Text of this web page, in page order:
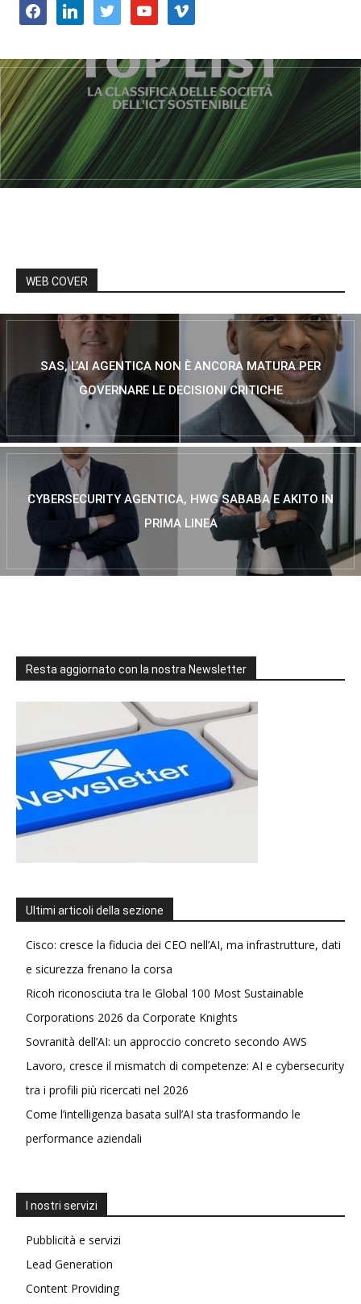
facebooklinkedin twitter youtube vimeo
WEB COVER
SAS, L’AI AGENTICA NON È ANCORA MATURA PER
GOVERNARE LE DECISIONI CRITICHE
CYBERSECURITY AGENTICA, HWG SABABA E AKITO IN
PRIMA LINEA
Resta aggiornato con la nostra Newsletter
Ultimi articoli della sezione
Cisco: cresce la fiducia dei CEO nell’AI, ma infrastrutture, dati
e sicurezza frenano la corsa
Ricoh riconosciuta tra le Global 100 Most Sustainable
Corporations 2026 da Corporate Knights
Sovranità dell’AI: un approccio concreto secondo AWS
Lavoro, cresce il mismatch di competenze: AI e cybersecurity
tra i profili più ricercati nel 2026
Come l’intelligenza basata sull’AI sta trasformando le
performance aziendali
I nostri servizi
Pubblicità e servizi
Lead Generation
Content Providing